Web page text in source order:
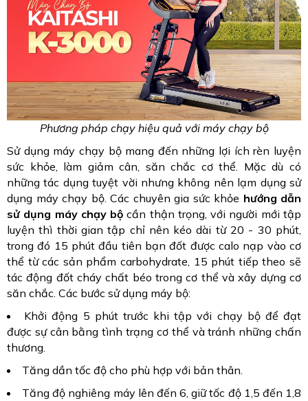
Phương pháp chạy hiệu quả với máy chạy bộ
Sử dụng máy chạy bộ mang đến những lợi ích rèn luyện
sức khỏe, làm giảm cân, săn chắc cơ thể. Mặc dù có
những tác dụng tuyệt vời nhưng không nên lạm dụng sử
dụng máy chạy bộ. Các chuyên gia sức khỏe hướng dẫn
sử dụng máy chạy bộ cần thận trọng, với người mới tập
luyện thì thời gian tập chỉ nên kéo dài từ 20 - 30 phút,
trong đó 15 phút đầu tiên bạn đốt được calo nạp vào cơ
thể từ các sản phẩm carbohydrate, 15 phút tiếp theo sẽ
tác động đốt cháy chất béo trong cơ thể và xây dựng cơ
săn chắc. Các bước sử dụng máy bộ:
Khởi động 5 phút trước khi tập với chạy bộ để đạt
được sự cân bằng tình trạng cơ thể và tránh những chấn
thương.
Tăng dần tốc độ cho phù hợp với bản thân.
Tăng độ nghiêng máy lên đến 6, giữ tốc độ 1,5 đến 1,8